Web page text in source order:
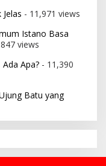
- 11,971 views
Istano Basa
views
Apa? - 11,390
Batu yang